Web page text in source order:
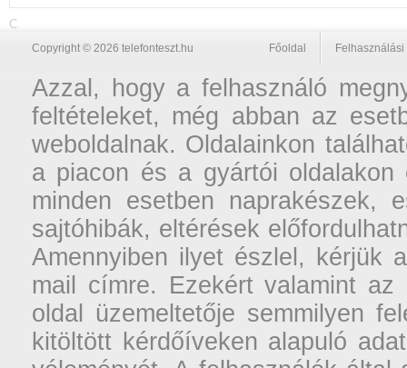
C
Copyright © 2026 telefonteszt.hu Főoldal
Azzal, hogy a felhasználó
feltételeket, még abban az
weboldalnak. Oldalainkon
a piacon és a gyártói oldalakon
minden esetben naprakészek,
sajtóhibák, eltérések
Amennyiben ilyet észlel, kérjük
mail címre. Ezekért valamint
oldal üzemeltetője semmilyen
kitöltött kérdőíveken alapuló